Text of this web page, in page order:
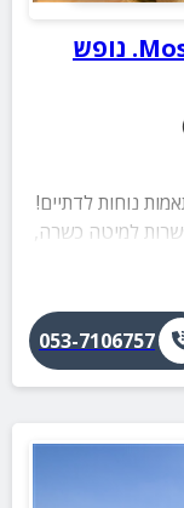
Moses Luxury apartments. נופש
נוחות לדתיים!
למיטה כשרה,
מורשת
053-7106757